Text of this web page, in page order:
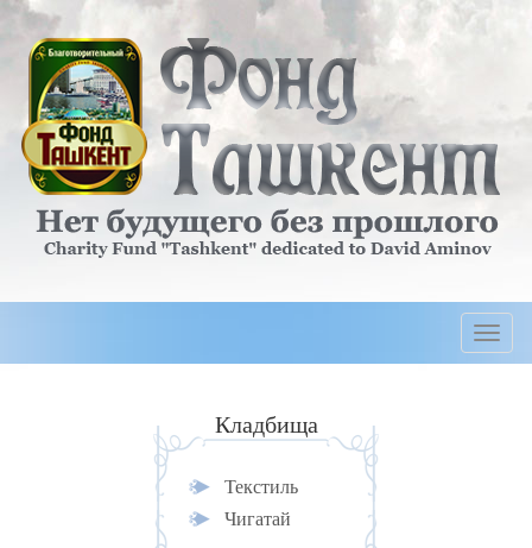
Кладбища
Текстиль
Чигатай